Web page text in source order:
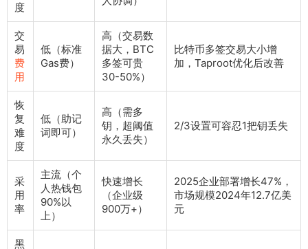
度
交
易
费
用
低（标准
Gas费）
高（交易数
据大，BTC
多签可贵
30-50%）
比特币多签交易大小增
加，Taproot优化后改善
恢
复
难
度
低（助记
词即可）
高（需多
钥，超阈值
永久丢失）
2/3设置可容忍1把钥丢失
采
用
率
主流（个
人热钱包
90%以
上）
快速增长
（企业级
900万+）
2025企业部署增长47%，
市场规模2024年12.7亿美
元
黑